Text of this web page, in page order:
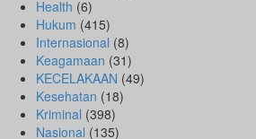
Health (6)
Hukum (415)
Internasional (8)
Keagamaan (31)
KECELAKAAN (49)
Kesehatan (18)
Kriminal (398)
Nasional (135)